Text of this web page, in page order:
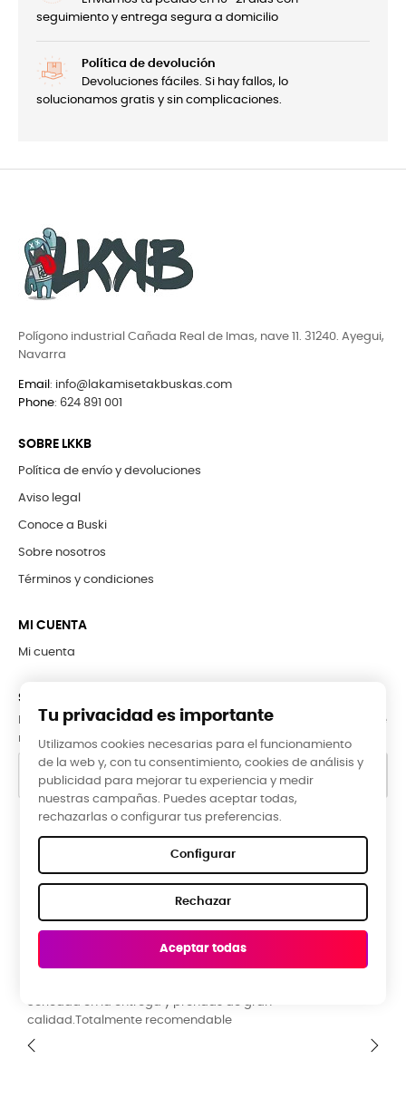
seguimiento y entrega segura a domicilio
Política de devolución
Devoluciones fáciles. Si hay fallos, lo
solucionamos gratis y sin complicaciones.
Polígono industrial Cañada Real de Imas, nave 11. 31240. Ayegui,
Navarra
Email : info@lakamisetakbuskas.com
Phone: 624 891 001
SOBRE LKKB
Política de envío y devoluciones
Aviso legal
Conoce a Buski
Sobre nosotros
Términos y condiciones
MI CUENTA
Mi cuenta
SUBCRÍBETE A LA NEWSLETTER
Puede darse de baja en cualquier momento. Para ello, consulte
nuestra información de contacto en el aviso legal.
Google Reviews
★★★★★
Raquel Campos, hace 3 meses
La tienda ideal para una ropa diferente y
calidad y precio. Guia de tallas perfecta. Ideal
familia. Muchísimos diseños y colores para
Tu privacidad es importante
Utilizamos cookies necesarias para el funcionamiento
de la web y, con tu consentimiento, cookies de análisis y
publicidad para mejorar tu experiencia y medir
nuestras campañas. Puedes aceptar todas,
rechazarlas o configurar tus preferencias.
Configurar
Rechazar
Aceptar todas